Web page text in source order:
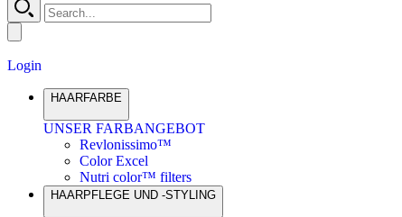
Login
HAARFARBE
UNSER FARBANGEBOT
Revlonissimo™
Color Excel
Nutri color™ filters
HAARPFLEGE UND -STYLING